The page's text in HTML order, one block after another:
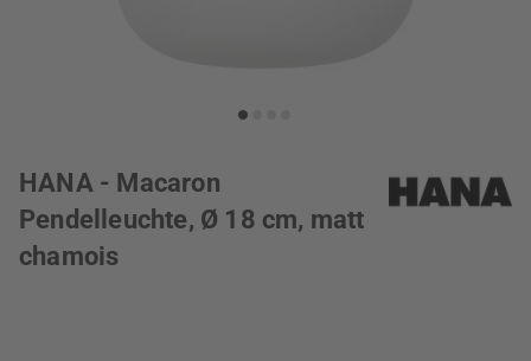
HANA - Macaron
Pendelleuchte, Ø 18 cm, matt
chamois